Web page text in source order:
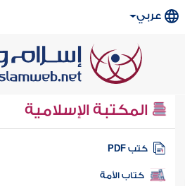
عربي
المكتبة الإسلامية
كتب PDF